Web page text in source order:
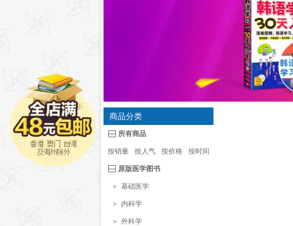
商品分类
所有商品
按销量 按人气 按价格 按时间
原版医学图书
基础医学
内科学
外科学